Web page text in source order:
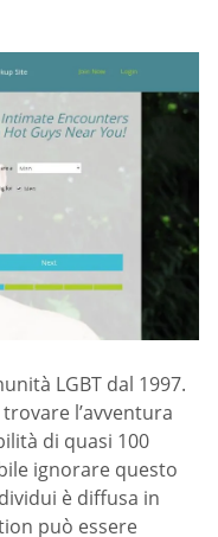
LGBT dal 1997.
l’avventura
di quasi 100
ignorare questo
è diffusa in
può essere